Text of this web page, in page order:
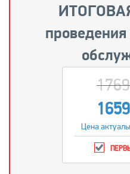
проведения
Цена